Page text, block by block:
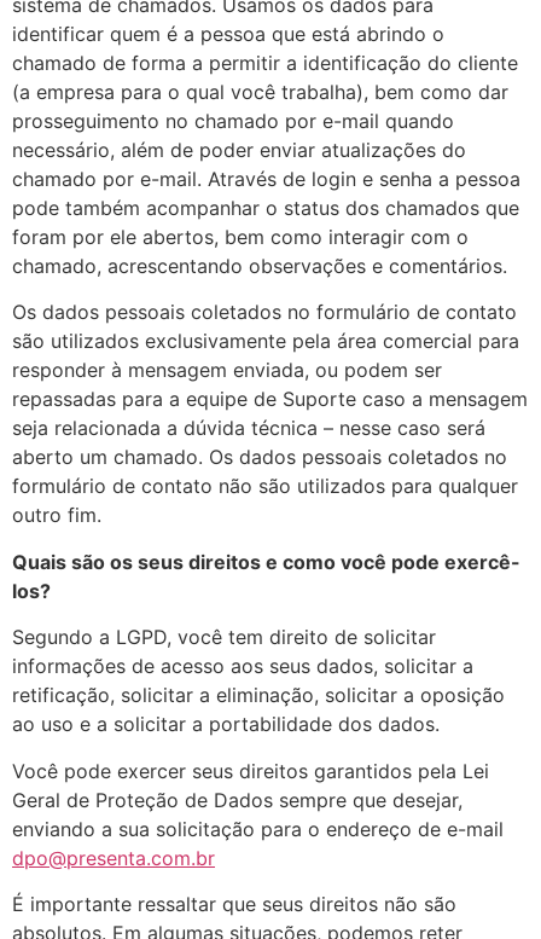
sistema de chamados. Usamos os dados para
identificar quem é a pessoa que está abrindo o
chamado de forma a permitir a identificação do cliente
(a empresa para o qual você trabalha), bem como dar
prosseguimento no chamado por e-mail quando
necessário, além de poder enviar atualizações do
chamado por e-mail. Através de login e senha a pessoa
pode também acompanhar o status dos chamados que
foram por ele abertos, bem como interagir com o
chamado, acrescentando observações e comentários.
Os dados pessoais coletados no formulário de contato
são utilizados exclusivamente pela área comercial para
responder à mensagem enviada, ou podem ser
repassadas para a equipe de Suporte caso a mensagem
seja relacionada a dúvida técnica – nesse caso será
aberto um chamado. Os dados pessoais coletados no
formulário de contato não são utilizados para qualquer
outro fim.
Quais são os seus direitos e como você pode exercê-
los?
Segundo a LGPD, você tem direito de solicitar
informações de acesso aos seus dados, solicitar a
retificação, solicitar a eliminação, solicitar a oposição
ao uso e a solicitar a portabilidade dos dados.
Você pode exercer seus direitos garantidos pela Lei
Geral de Proteção de Dados sempre que desejar,
enviando a sua solicitação para o endereço de e-mail
dpo@presenta.com.br
É importante ressaltar que seus direitos não são
absolutos. Em algumas situações, podemos reter